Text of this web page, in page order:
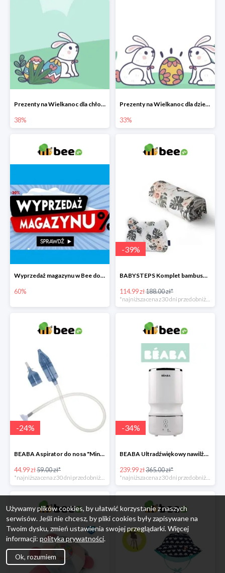
Prezenty na Wielkanoc dla chłopców w Bee do -38%
38%
Prezenty na Wielkanoc dla dziewczynek w Bee do -33%
33%
Wyprzedaż magazynu w Bee do -60%
60%
-39%
BABYSTEPS Komplet bambusowy poduszka i otulacz M Pustynne kwiaty -39%
114.99 zł188.00 zł*
-24%
BEABA Aspirator do nosa "Minidoo" -24%
44.99 zł59.00 zł*
*najniższa cena z 30 dni przed obniżką
-34%
BEABA Ultradźwiękowy nawilżacz powietrza White -34%
239.99 zł365.00 zł*
*najniższa cena z 30 dni przed obniżką
Używamy plików cookies, by ułatwić korzystanie z naszych
serwisów. Jeśli nie chcesz, by pliki cookies były zapisywane na
Twoim dysku, zmień ustawienia swojej przeglądarki. Więcej
informacji: polityka prywatności.
Ok, rozumiem